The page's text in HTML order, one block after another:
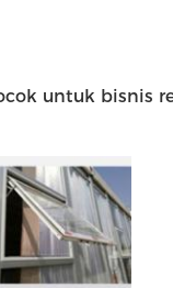
untuk bisnis